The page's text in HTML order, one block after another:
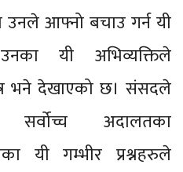
उनले आफ्नो बचाउ गर्न यी
यी अभिव्यक्तिले
भने देखाएको छ। संसदले
सर्वोच्च अदालतका
यी गम्भीर प्रश्नहरुले